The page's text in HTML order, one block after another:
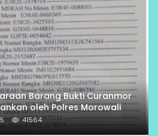
Barang Bukti Curanmor
oleh Polres Morowali
41564